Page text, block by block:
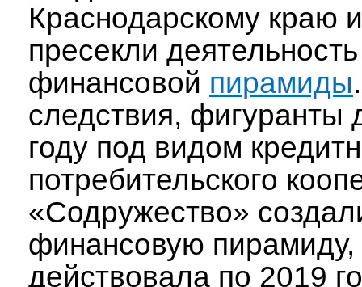
Краснодарскому краю
пресекли
финансовой пирамиды
следствия, фигуранты
году под видом
потребительского
«Содружество»
финансовую пирамиду,
действовала по 2019